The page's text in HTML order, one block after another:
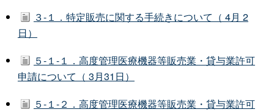
３-１．特定販売に関する手続きについて（ 4月 2
日）
５-１-１．高度管理医療機器等販売業・貸与業許可
申請について（ 3月31日）
５-１-２．高度管理医療機器等販売業・貸与業許可